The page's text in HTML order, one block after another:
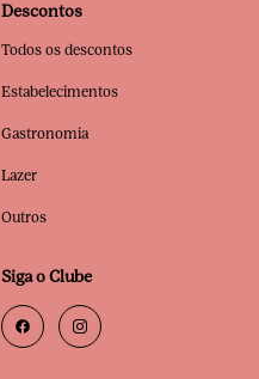
Descontos
Todos os descontos
Estabelecimentos
Gastronomia
Lazer
Outros
Siga o Clube